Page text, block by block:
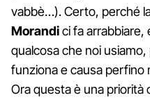
vabbè…). Certo, perché
Morandici fa arrabbiare,
qualcosa che noi
funziona e causa perfino
Ora questa è una